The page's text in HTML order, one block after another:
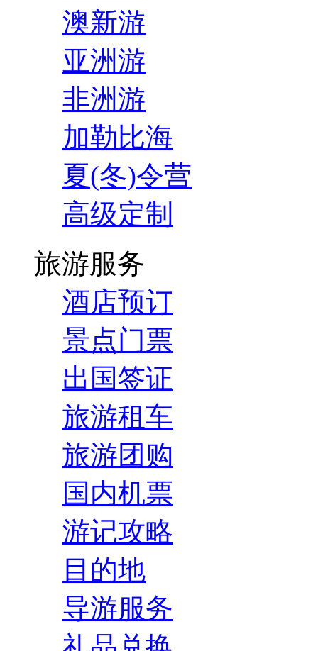
澳新游
亚洲游
非洲游
加勒比海
夏(冬)令营
高级定制
旅游服务
酒店预订
景点门票
出国签证
旅游租车
旅游团购
国内机票
游记攻略
目的地
导游服务